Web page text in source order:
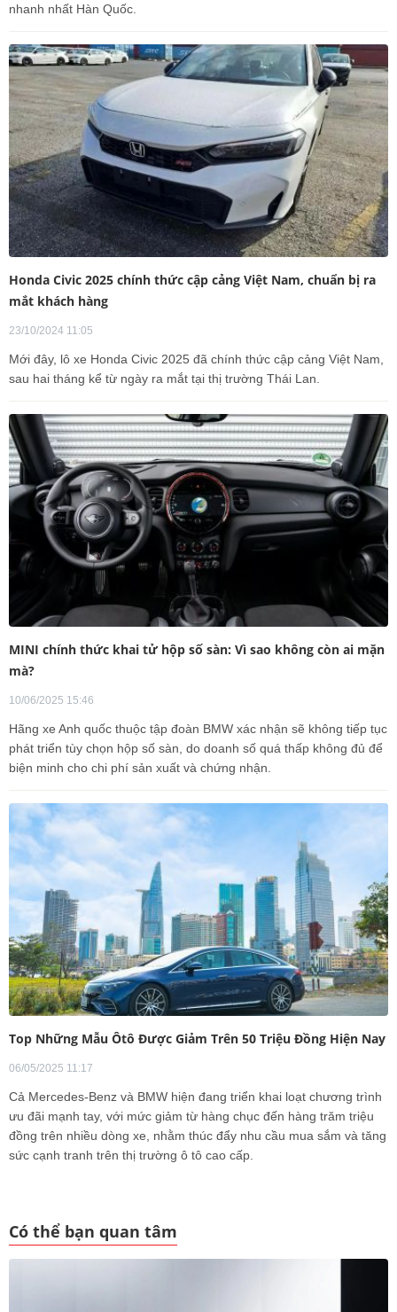
nhanh nhất Hàn Quốc.
Honda Civic 2025 chính thức cập cảng Việt Nam, chuẩn bị ra
mắt khách hàng
23/10/2024 11:05
Mới đây, lô xe Honda Civic 2025 đã chính thức cập cảng Việt Nam,
sau hai tháng kể từ ngày ra mắt tại thị trường Thái Lan.
MINI chính thức khai tử hộp số sàn: Vì sao không còn ai mặn
mà?
10/06/2025 15:46
Hãng xe Anh quốc thuộc tập đoàn BMW xác nhận sẽ không tiếp tục
phát triển tùy chọn hộp số sàn, do doanh số quá thấp không đủ để
biện minh cho chi phí sản xuất và chứng nhận.
Top Những Mẫu Ôtô Được Giảm Trên 50 Triệu Đồng Hiện Nay
06/05/2025 11:17
Cả Mercedes-Benz và BMW hiện đang triển khai loạt chương trình
ưu đãi mạnh tay, với mức giảm từ hàng chục đến hàng trăm triệu
đồng trên nhiều dòng xe, nhằm thúc đẩy nhu cầu mua sắm và tăng
sức cạnh tranh trên thị trường ô tô cao cấp.
Có thể bạn quan tâm